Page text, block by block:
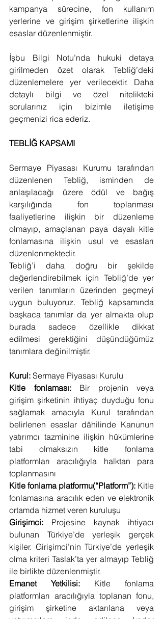
kampanya sürecine, fon kullanım
yerlerine ve girişim şirketlerine ilişkin
esaslar düzenlenmiştir.
İşbu Bilgi Notu’nda hukuki detaya
girilmeden özet olarak Tebliğ’deki
düzenlemelere yer verilecektir. Daha
detaylı bilgi ve özel nitelikteki
sorularınız için bizimle iletişime
geçmenizi rica ederiz.
TEBLİĞ KAPSAMI
Sermaye Piyasası Kurumu tarafından
düzenlenen Tebliğ, isminden de
anlaşılacağı üzere ödül ve bağış
karşılığında fon toplanması
faaliyetlerine ilişkin bir düzenleme
olmayıp, amaçlanan paya dayalı kitle
fonlamasına ilişkin usul ve esasları
düzenlenmektedir.
Tebliğ’i daha doğru bir şekilde
değerlendirebilmek için Tebliğ’de yer
verilen tanımların üzerinden geçmeyi
uygun buluyoruz. Tebliğ kapsamında
başkaca tanımlar da yer almakta olup
burada sadece özellikle dikkat
edilmesi gerektiğini düşündüğümüz
tanımlara değinilmiştir.
Kurul: Sermaye Piyasası Kurulu
Kitle fonlaması: Bir projenin veya
girişim şirketinin ihtiyaç duyduğu fonu
sağlamak amacıyla Kurul tarafından
belirlenen esaslar dâhilinde Kanunun
yatırımcı tazminine ilişkin hükümlerine
tabi olmaksızın kitle fonlama
platformları aracılığıyla halktan para
toplanmasını
Kitle fonlama platformu(“Platform”): Kitle
fonlamasına aracılık eden ve elektronik
ortamda hizmet veren kuruluşu
Girişimci: Projesine kaynak ihtiyacı
bulunan Türkiye’de yerleşik gerçek
kişiler. Girişimci’nin Türkiye’de yerleşik
olma kriteri Taslak’ta yer almayıp Tebliğ
ile birlikte düzenlenmiştir.
Emanet Yetkilisi: Kitle fonlama
platformları aracılığıyla toplanan fonu,
girişim şirketine aktarılana veya